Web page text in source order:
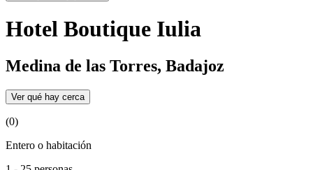
Hotel Boutique Iulia
Medina de las Torres, Badajoz
Ver qué hay cerca
(0)
Entero o habitación